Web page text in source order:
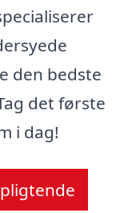
den bedste
det første
i dag!